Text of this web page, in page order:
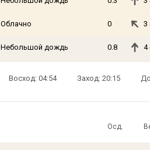
Облачно 0 3
Небольшой дождь 0.8 4
Восход: 04:54 Заход: 20:15
Осд.